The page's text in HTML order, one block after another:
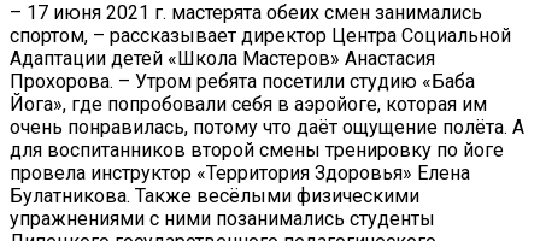
– 17 июня 2021 г. мастерята обеих смен занимались
спортом, – рассказывает директор Центра Социальной
Адаптации детей «Школа Мастеров» Анастасия
Прохорова. – Утром ребята посетили студию «Баба
Йога», где попробовали себя в аэройоге, которая им
очень понравилась, потому что даёт ощущение полёта. А
для воспитанников второй смены тренировку по йоге
провела инструктор «Территория Здоровья» Елена
Булатникова. Также весёлыми физическими
упражнениями с ними позанимались студенты